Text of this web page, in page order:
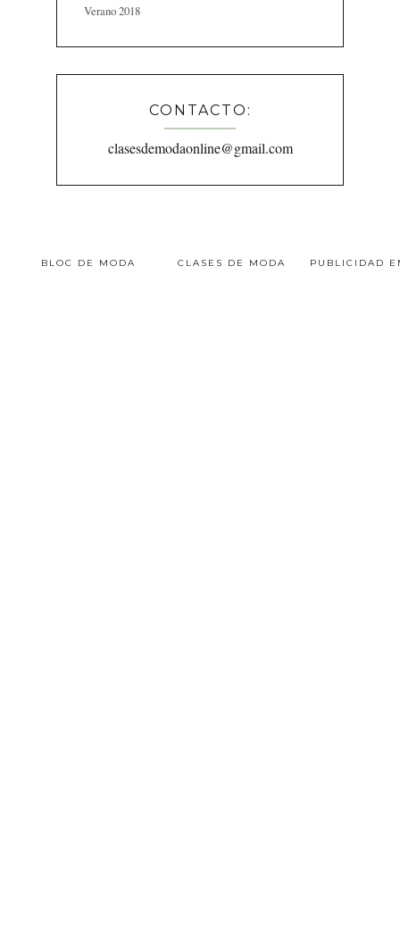
Verano 2018
CONTACTO:
clasesdemodaonline@gmail.com
BLOC DE MODA CLASES DE MODA PUBLICIDAD